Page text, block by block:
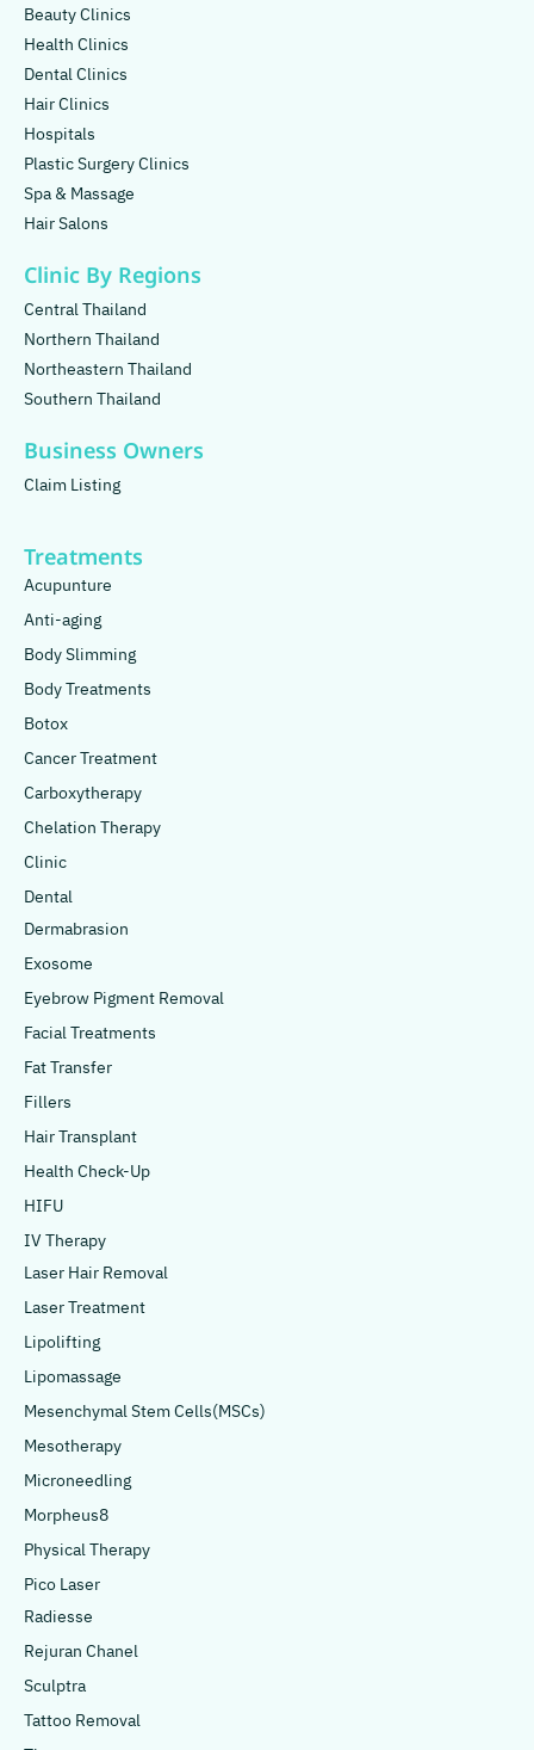
Beauty Clinics
Health Clinics
Dental Clinics
Hair Clinics
Hospitals
Plastic Surgery Clinics
Spa & Massage
Hair Salons
Clinic By Regions
Central Thailand
Northern Thailand
Northeastern Thailand
Southern Thailand
Business Owners
Claim Listing
Treatments
Acupunture
Anti-aging
Body Slimming
Body Treatments
Botox
Cancer Treatment
Carboxytherapy
Chelation Therapy
Clinic
Dental
Dermabrasion
Exosome
Eyebrow Pigment Removal
Facial Treatments
Fat Transfer
Fillers
Hair Transplant
Health Check-Up
HIFU
IV Therapy
Laser Hair Removal
Laser Treatment
Lipolifting
Lipomassage
Mesenchymal Stem Cells(MSCs)
Mesotherapy
Microneedling
Morpheus8
Physical Therapy
Pico Laser
Radiesse
Rejuran Chanel
Sculptra
Tattoo Removal